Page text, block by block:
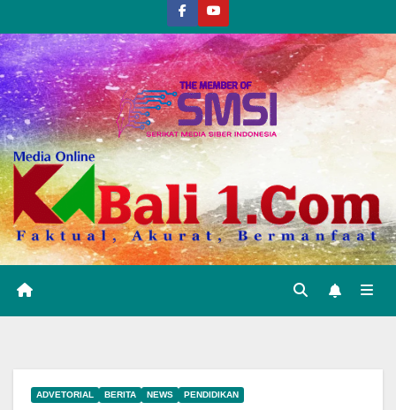
ADVETORIAL BERITA NEWS PENDIDIKAN